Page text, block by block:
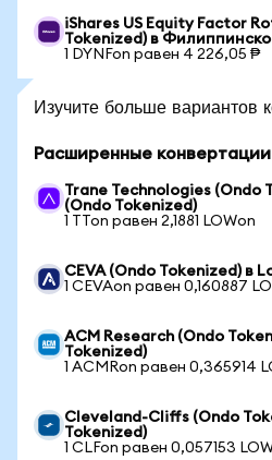
iShares US Equity Factor
Tokenized) в
1 DYNFon равен 4 226,05 ₱
Изучите больше вариантов
Расширенные
Trane Technologies (Ondo
(Ondo Tokenized)
1 TTon равен 2,1881 LOWon
CEVA (Ondo Tokenized) в
1 CEVAon равен 0,160887
ACM Research (Ondo
Tokenized)
1 ACMRon равен 0,365914
Cleveland-Cliffs (Ondo
Tokenized)
1 CLFon равен 0,057153